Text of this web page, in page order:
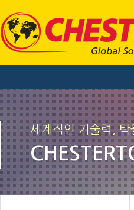
세계적인 기술력, 탁